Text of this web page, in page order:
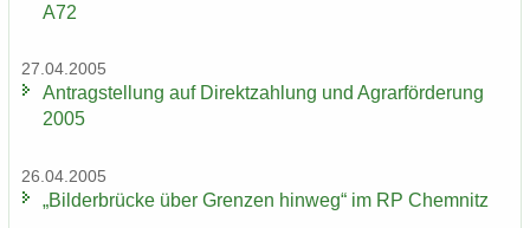
A72
27.04.2005
An­trag­stel­lung auf Di­rekt­zah­lung und Agrar­för­de­rung
2005
26.04.2005
„Bil­der­brü­cke über Gren­zen hin­weg“ im RP Chem­nitz